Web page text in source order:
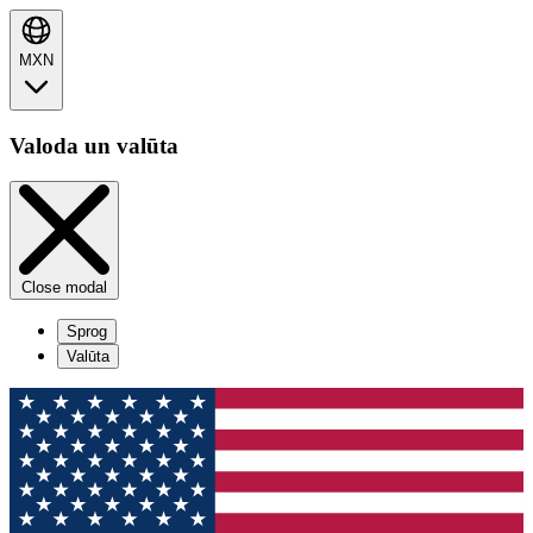
MXN
Valoda un valūta
Close modal
Sprog
Valūta